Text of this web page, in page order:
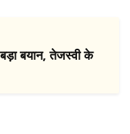
बयान, तेजस्वी के